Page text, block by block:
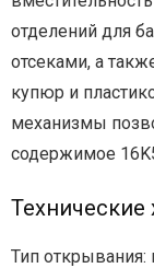
отделений для
отсеками, а
купюр и
механизмы
содержимое
Технические
Тип открывания: